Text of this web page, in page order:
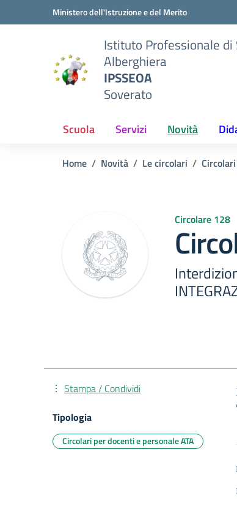
Vai ai contenuti
Vai al menu di navigazioneMinistero dell'Istruzione e del Merito
Istituto Professionale
Alberghiera
IPSSEOA
Soverato
Scuola Servizi Novità
Home Novità Le circolari
Circolare 128
Stampa / Condividi
Tipologia
Circolari per docenti e personale ATA